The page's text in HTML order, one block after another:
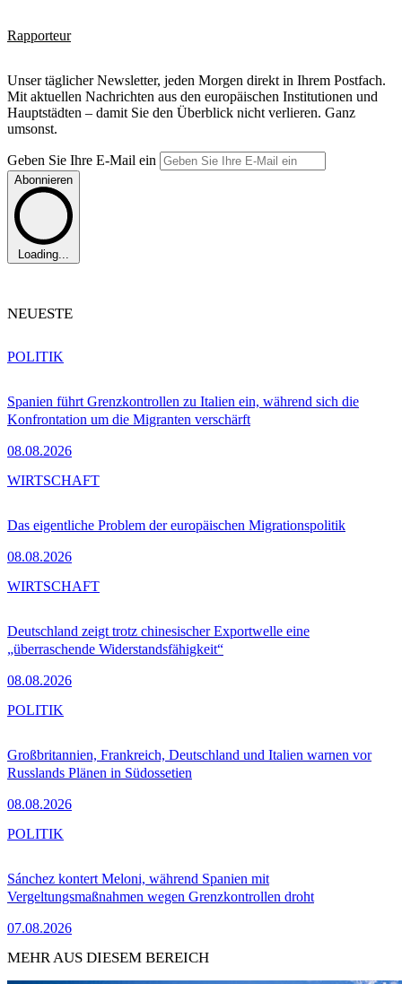
Rapporteur
Unser täglicher Newsletter, jeden Morgen direkt in Ihrem Postfach.
Mit aktuellen Nachrichten aus den europäischen Institutionen und
Hauptstädten – damit Sie den Überblick nicht verlieren. Ganz
umsonst.
Geben Sie Ihre E-Mail ein
Abonnieren
Loading...
NEUESTE
Spanien führt Grenzkontrollen zu Italien ein, während sich die
Konfrontation um die Migranten verschärft
08.08.2026
POLITIK
Das eigentliche Problem der europäischen Migrationspolitik
08.08.2026
WIRTSCHAFT
Deutschland zeigt trotz chinesischer Exportwelle eine
„überraschende Widerstandsfähigkeit“
08.08.2026
WIRTSCHAFT
Großbritannien, Frankreich, Deutschland und Italien warnen vor
Russlands Plänen in Südossetien
08.08.2026
POLITIK
Sánchez kontert Meloni, während Spanien mit
Vergeltungsmaßnahmen wegen Grenzkontrollen droht
07.08.2026
POLITIK
MEHR AUS DIESEM BEREICH